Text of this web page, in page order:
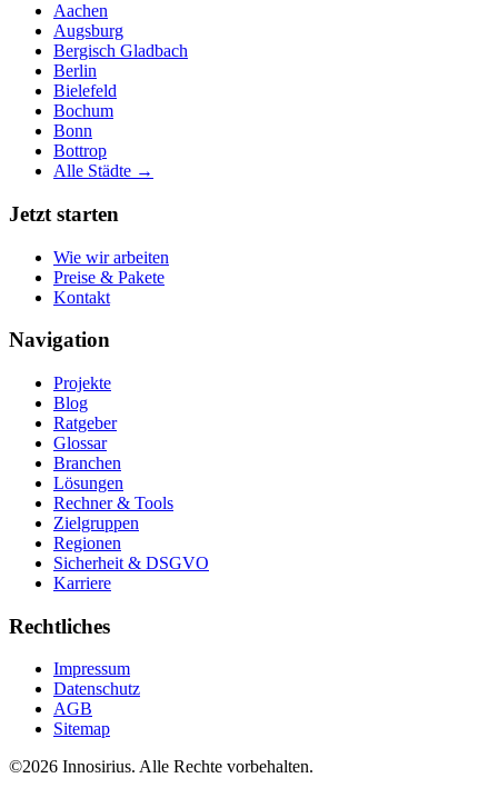
Aachen
Augsburg
Bergisch Gladbach
Berlin
Bielefeld
Bochum
Bonn
Bottrop
Alle Städte →
Jetzt starten
Wie wir arbeiten
Preise & Pakete
Kontakt
Navigation
Projekte
Blog
Ratgeber
Glossar
Branchen
Lösungen
Rechner & Tools
Zielgruppen
Regionen
Sicherheit & DSGVO
Karriere
Rechtliches
Impressum
Datenschutz
AGB
Sitemap
©2026 Innosirius. Alle Rechte vorbehalten.